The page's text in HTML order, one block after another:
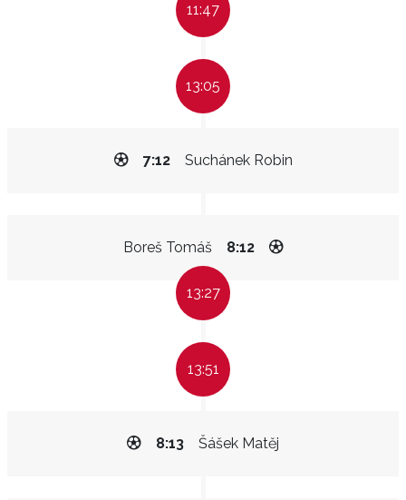
11:47
13:05
Suchánek Robin
7:12
Boreš Tomáš 8:12
13:27
13:51
Šášek Matěj
8:13